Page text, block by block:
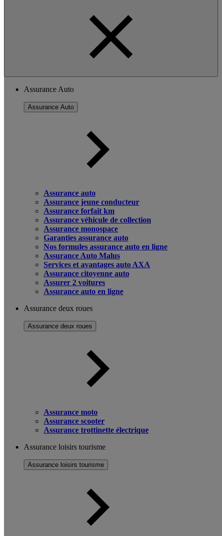
Assurance Auto
Assurance Auto
Assurance auto
Assurance jeune conducteur
Assurance forfait km
Assurance véhicule de collection
Assurance monospace
Garanties assurance auto
Nos formules assurance auto en ligne
Assurance Auto Malus
Services et avantages auto AXA
Assurance citoyenne auto
Assurer 2 voitures
Assurance auto en ligne
Assurance deux roues
Assurance deux roues
Assurance moto
Assurance scooter
Assurance trottinette électrique
Assurance loisirs tourisme
Assurance loisirs tourisme